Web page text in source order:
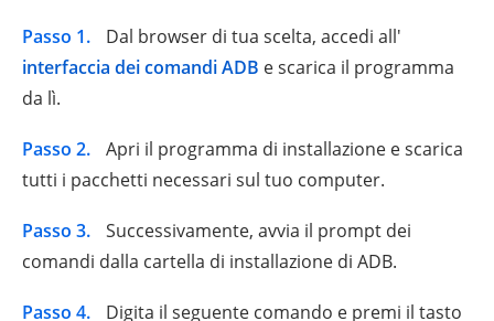
Passo 1.
Dal browser di tua scelta, accedi all'
interfaccia dei comandi ADB e scarica il programma
da lì.
Passo 2.
Apri il programma di installazione e scarica
tutti i pacchetti necessari sul tuo computer.
Passo 3.
Successivamente, avvia il prompt dei
comandi dalla cartella di installazione di ADB.
Passo 4. Digita il seguente comando e premi il tasto